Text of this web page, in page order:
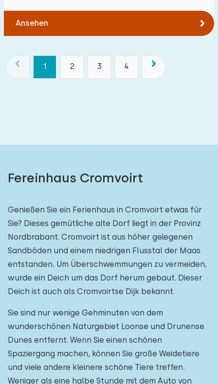
Ansehen
1 2 3 4
Fereinhaus Cromvoirt
Genießen Sie ein Ferienhaus in Cromvoirt etwas für
Sie? Dieses gemütliche alte Dorf liegt in der Provinz
Nordbrabant. Cromvoirt ist aus höher gelegenen
Sandböden und einem niedrigen Flusstal der Maas
entstanden. Um Überschwemmungen zu vermeiden,
wurde ein Deich um das Dorf herum gebaut. Dieser
Deich ist auch als Cromvoirtse Dijk bekannt.
Sie sind nur wenige Gehminuten von dem
wunderschönen Naturgebiet Loonse und Drunense
Dunes entfernt. Wenn Sie einen schönen
Spaziergang machen, können Sie große Weidetiere
und viele andere kleinere schöne Tiere treffen.
Weniger als eine halbe Stunde mit dem Auto von